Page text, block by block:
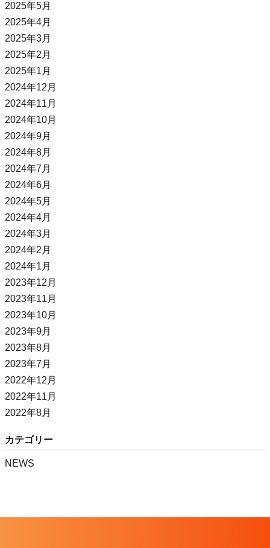
2025年5月
2025年4月
2025年3月
2025年2月
2025年1月
2024年12月
2024年11月
2024年10月
2024年9月
2024年8月
2024年7月
2024年6月
2024年5月
2024年4月
2024年3月
2024年2月
2024年1月
2023年12月
2023年11月
2023年10月
2023年9月
2023年8月
2023年7月
2022年12月
2022年11月
2022年8月
カテゴリー
NEWS